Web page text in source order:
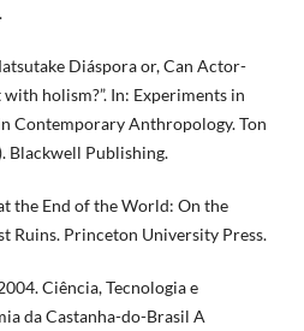
Diáspora or, Can Actor-
holism?”. In: Experiments in
Contemporary Anthropology. Ton
Blackwell Publishing.
at the End of the World: On the
Ruins. Princeton University Press.
Ciência, Tecnologia e
da Castanha-do-Brasil A